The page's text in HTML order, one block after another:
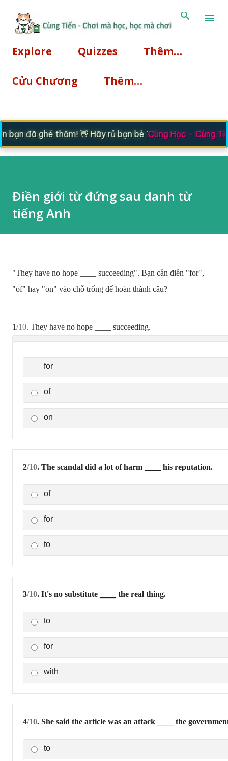
Chuyển đến nội dung chính
Explore Quizzes Thêm…
Cửu Chương Thêm…
bạn đã ghé thăm! 👋 Hãy rủ bạn bè 'Cùng Học - Cùng
Điền giới từ đứng sau danh từ
tiếng Anh
"They have no hope ____ succeeding". Bạn cần điền "for",
"of" hay "on" vào chỗ trống để hoàn thành câu?
1/10. They have no hope ____ succeeding.
for
of
on
2/10. The scandal did a lot of harm ____ his reputation.
of
for
to
3/10. It's no substitute ____ the real thing.
to
for
with
4/10. She said the article was an attack ____ the
to